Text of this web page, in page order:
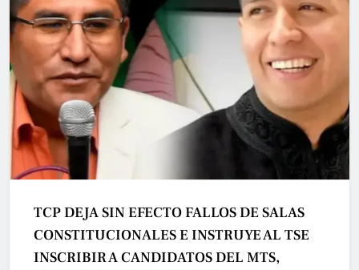
TCP DEJA SIN EFECTO FALLOS DE SALAS
CONSTITUCIONALES E INSTRUYE AL TSE
INSCRIBIR A CANDIDATOS DEL MTS,